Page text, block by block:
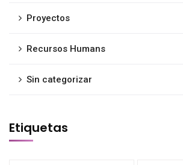
Proyectos
Recursos Humans
Sin categorizar
Etiquetas